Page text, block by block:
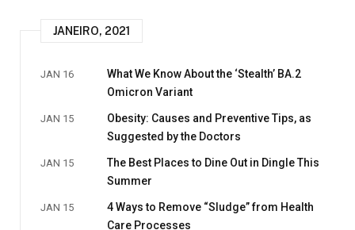
JANEIRO, 2021
JAN 16
What We Know About the ‘Stealth’ BA.2
Omicron Variant
JAN 15
Obesity: Causes and Preventive Tips, as
Suggested by the Doctors
JAN 15
The Best Places to Dine Out in Dingle This
Summer
JAN 15
4 Ways to Remove “Sludge” from Health
Care Processes